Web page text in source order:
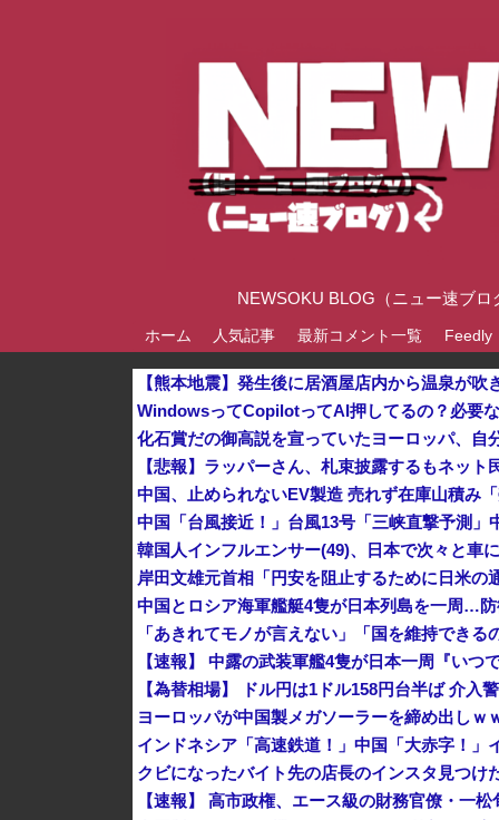
NEWSOKU BLOG（ニュー速ブ
ホーム 人気記事 最新コメント一覧 Feedly
【熊本地震】発生後に居酒屋店内から温泉が
WindowsってCopilotってAI押してるの？必要
韓国人インフルエンサー(49)、日本で次々と車
中国とロシア海軍艦艇4隻が日本列島を一周…防
【速報】 中露の武装軍艦4隻が日本一周『いつ
【為替相場】 ドル円は1ドル158円台半ば 介入
ヨーロッパが中国製メガソーラーを締め出しｗ
クビになったバイト先の店長のインスタ見つけ